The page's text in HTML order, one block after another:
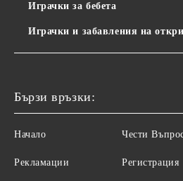
Играчки за бебета
Играчки и забавления на
Бързи връзки:
Начало
Рекламации
Чести
Регистрация